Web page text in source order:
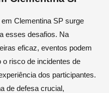
Clementina SP surge
esses desafios. Na
eficaz, eventos podem
risco de incidentes de
dos participantes.
de defesa crucial,